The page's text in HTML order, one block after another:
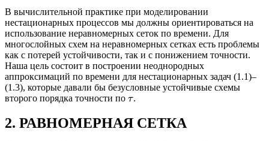
В вычислительной практике при моделировании
нестационарных процессов мы должны ориентироваться на
использование неравномерных сеток по времени. Для
многослойных схем на неравномерных сетках есть проблемы
как с потерей устойчивости, так и с понижением точности.
Наша цель состоит в построении неоднородных
аппроксимаций по времени для нестационарных задач (1.1)–
(1.3), которые давали бы безусловные устойчивые схемы
второго порядка точности по τ.
2. РАВНОМЕРНАЯ СЕТКА